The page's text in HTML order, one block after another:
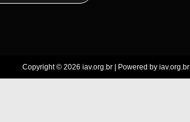
Copyright © 2026 iav.org.br | Powered by iav.org.br